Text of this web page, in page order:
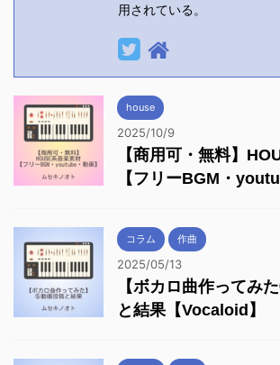
用されている。
house
2025/10/9
【商用可・無料】
【フリーBGM・
コラム 作曲
2025/05/13
【ボカロ曲作ってみ
と結果【Vocaloid】